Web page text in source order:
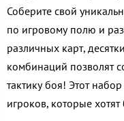
Соберите свой
по игровому полю и
различных карт,
комбинаций позволят
тактику боя! Этот
игроков, которые